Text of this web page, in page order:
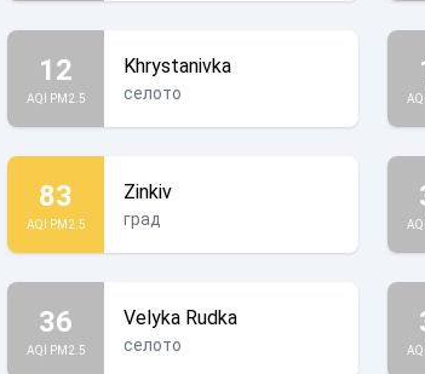
12
AQI PM2.5
Khrystanivka
селото
83
AQI PM2.5
Zinkiv
град
36
AQI PM2.5
Velyka Rudka
селото